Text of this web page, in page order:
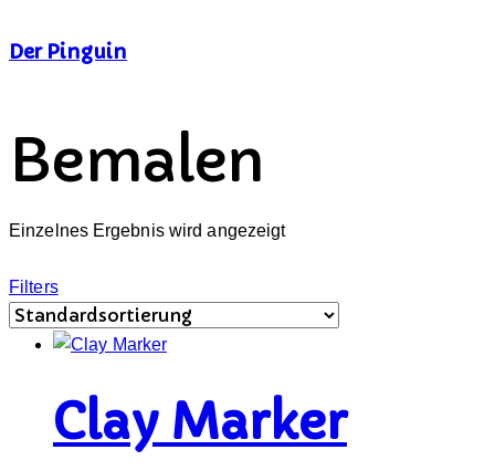
Der Pinguin
Bemalen
Einzelnes Ergebnis wird angezeigt
Filters
Clay Marker